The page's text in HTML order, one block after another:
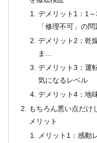
デメリット1：1
「修理不可」の問
デメリット2：乾
ま…
デメリット3：運
気になるレベル
デメリット4：地
もちろん悪い点だけ
メリット
メリット1：感動